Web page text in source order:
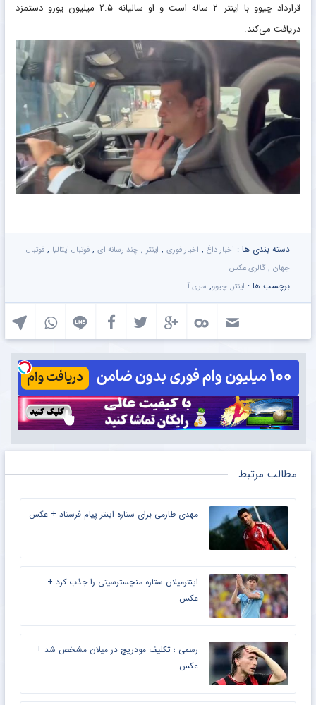
قرارداد چیوو با اینتر ۲ ساله است و او سالیانه ۲.۵ میلیون یورو دستمزد
دریافت می‌کند.
دسته بندی ها : اخبار داغ , اخبار فوری , اینتر , چند رسانه ای , فوتبال ایتالیا , فوتبال
جهان , گالری عکس
برچسب ها : اینتر, چیوو, سری آ
مطالب مرتبط
مهدی طارمی برای ستاره اینتر پیام فرستاد + عکس
اینترمیلان ستاره منچسترسیتی را جذب کرد +
عکس
رسمی ؛ تکلیف مودریچ در میلان مشخص شد +
عکس